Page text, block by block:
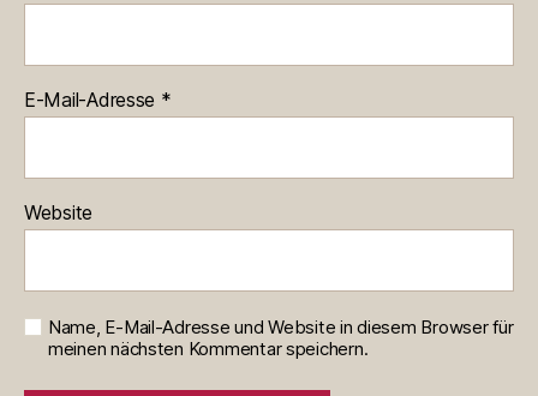
E-Mail-Adresse *
Website
Name, E-Mail-Adresse und Website in diesem Browser für
meinen nächsten Kommentar speichern.